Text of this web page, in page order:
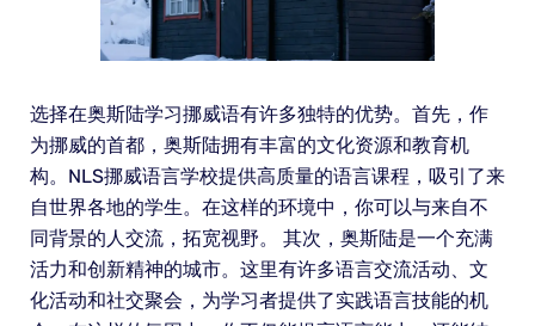
选择在奥斯陆学习挪威语有许多独特的优势。首先，作
为挪威的首都，奥斯陆拥有丰富的文化资源和教育机
构。NLS挪威语言学校提供高质量的语言课程，吸引了来
自世界各地的学生。在这样的环境中，你可以与来自不
同背景的人交流，拓宽视野。 其次，奥斯陆是一个充满
活力和创新精神的城市。这里有许多语言交流活动、文
化活动和社交聚会，为学习者提供了实践语言技能的机